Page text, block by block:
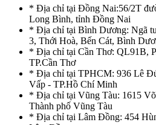
* Địa chỉ tại Đồng Nai:56/2T
Long Bình, tỉnh Đồng Nai
* Địa chỉ tại Bình Dương: Ngã
3, Thới Hoà, Bến Cát, Bình
* Địa chỉ tại Cần Thơ: QL91B,
TP.Cần Thơ
* Địa chỉ tại TPHCM: 936 Lê
Vấp - TP.Hồ Chí Minh
* Địa chỉ tại Vũng Tàu: 1615
Thành phố Vũng Tàu
* Địa chỉ tại Lâm Đồng: 454